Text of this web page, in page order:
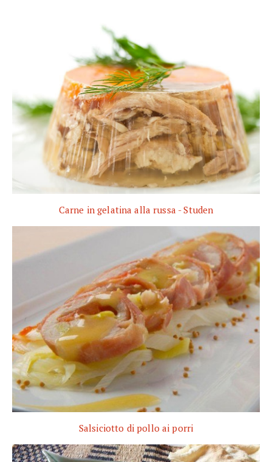
Carne in gelatina alla russa - Studen
Salsiciotto di pollo ai porri